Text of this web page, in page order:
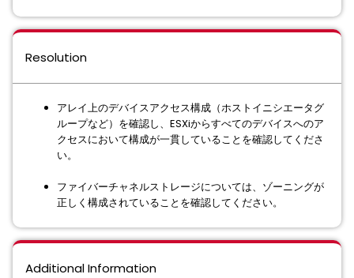
Resolution
アレイ上のデバイスアクセス構成（ホストイニシエータグ
ループなど）を確認し、ESXiからすべてのデバイスへのア
クセスにおいて構成が一貫していることを確認してくださ
い。
ファイバーチャネルストレージについては、ゾーニングが
正しく構成されていることを確認してください。
Additional Information